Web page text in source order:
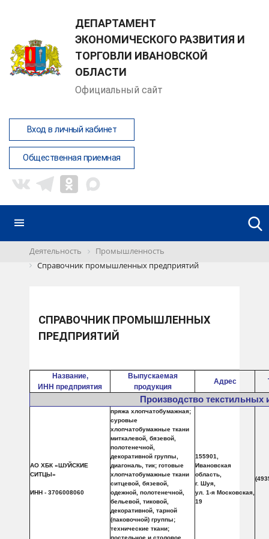
ДЕПАРТАМЕНТ
ЭКОНОМИЧЕСКОГО РАЗВИТИЯ И
ТОРГОВЛИ ИВАНОВСКОЙ
ОБЛАСТИ
Официальный сайт
Вход в личный кабинет
Общественная приемная
Деятельность
Промышленность
Справочник промышленных предприятий
СПРАВОЧНИК ПРОМЫШЛЕННЫХ
ПРЕДПРИЯТИЙ
Название,
ИНН предприятия
Выпускаемая
продукция
Адрес
Производство
АО ХБК «ШУЙСКИЕ
СИТЦЫ»
ИНН - 3706008060
пряжа хлопчатобумажная;
cуровые
хлопчатобумажные ткани
миткалевой, бязевой,
полотенечной,
декоративной группы,
диагональ, тик; готовые
хлопчатобумажные ткани
ситцевой, бязевой,
одежной, полотенечной,
бельевой, тиковой,
декоративной, тарной
(паковочной) группы;
технические ткани;
постельное и столовое
155901,
Ивановская
область,
г. Шуя,
ул. 1-я Московская,
19